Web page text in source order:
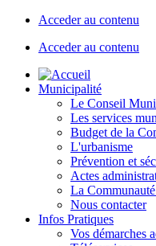
Acceder au contenu
Acceder au contenu
Municipalité
Le Conseil
Les services
Budget de la
L'urbanisme
Prévention et
Actes
La
Nous contacter
Infos Pratiques
Vos démarches